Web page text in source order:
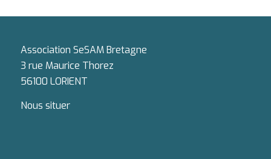
Association SeSAM Bretagne
3 rue Maurice Thorez
56100 LORIENT
Nous situer